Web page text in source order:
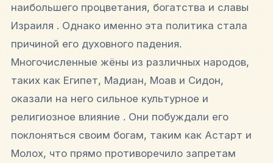
наибольшего процветания, богатства и славы
Израиля . Однако именно эта политика стала
причиной его духовного падения.
Многочисленные жёны из различных народов,
таких как Египет, Мадиан, Моав и Сидон,
оказали на него сильное культурное и
религиозное влияние . Они побуждали его
поклоняться своим богам, таким как Астарт и
Молох, что прямо противоречило запретам